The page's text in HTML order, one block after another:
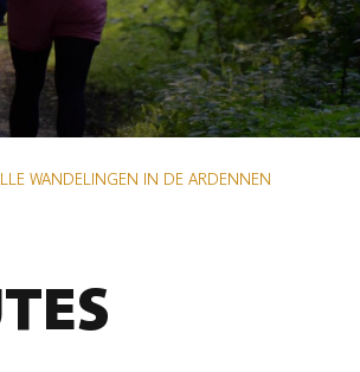
WANDELINGEN IN DE ARDENNEN